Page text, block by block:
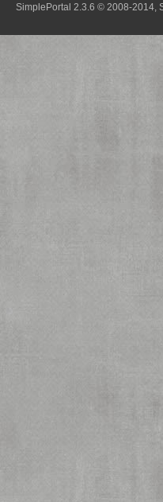
SimplePortal 2.3.6 © 2008-2014,